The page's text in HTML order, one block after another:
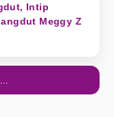
Intip
Meggy Z